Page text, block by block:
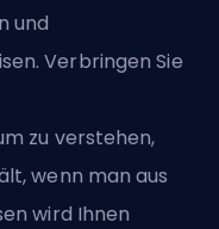
und
Verbringen Sie
zu verstehen,
wenn man aus
wird Ihnen